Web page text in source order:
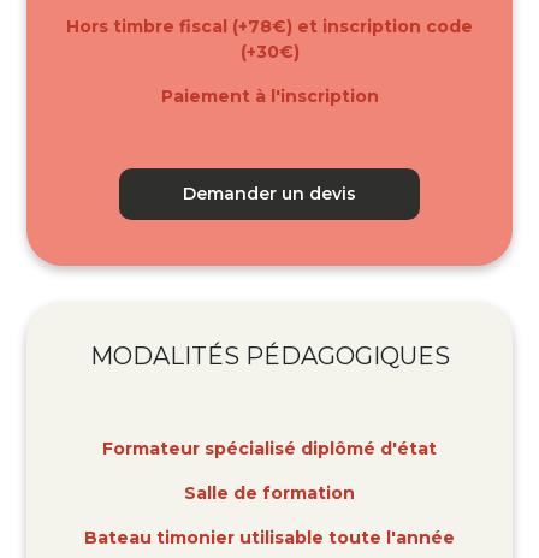
Hors timbre fiscal (+78€) et inscription code
(+30€)
Paiement à l'inscription
Demander un devis
MODALITÉS PÉDAGOGIQUES
Formateur spécialisé diplômé d'état
Salle de formation
Bateau timonier utilisable toute l'année